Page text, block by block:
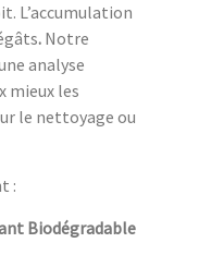
L’accumulation
. Notre
analyse
mieux les
le nettoyage ou
:
Biodégradable